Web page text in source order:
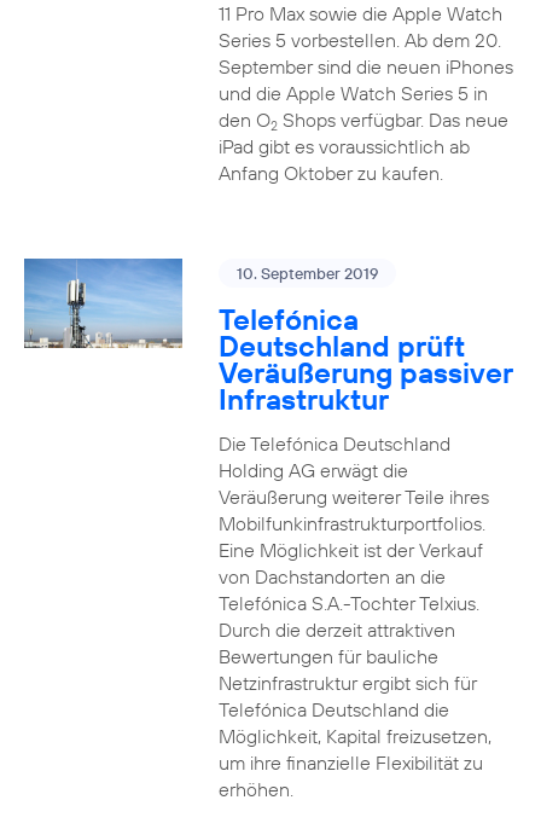
11 Pro Max sowie die Apple Watch
Series 5 vorbestellen. Ab dem 20.
September sind die neuen iPhones
und die Apple Watch Series 5 in
den O2Shops verfügbar. Das neue
iPad gibt es voraussichtlich ab
Anfang Oktober zu kaufen.
10. September 2019
Telefónica
Deutschland prüft
Veräußerung passiver
Infrastruktur
Die Telefónica Deutschland
Holding AG erwägt die
Veräußerung weiterer Teile ihres
Mobilfunkinfrastrukturportfolios.
Eine Möglichkeit ist der Verkauf
von Dachstandorten an die
Telefónica S.A.-Tochter Telxius.
Durch die derzeit attraktiven
Bewertungen für bauliche
Netzinfrastruktur ergibt sich für
Telefónica Deutschland die
Möglichkeit, Kapital freizusetzen,
um ihre finanzielle Flexibilität zu
erhöhen.